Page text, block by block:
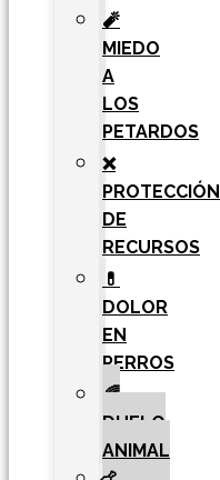
🧨
MIEDO
A
LOS
PETARDOS
❌
PROTECCIÓN
DE
RECURSOS
💊
DOLOR
EN
PERROS
🌈
DUELO
ANIMAL